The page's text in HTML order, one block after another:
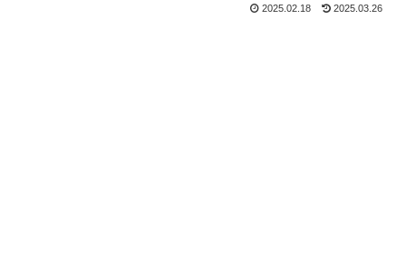
2025.02.18 2025.03.26